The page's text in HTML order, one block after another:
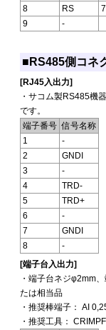
8
RS
9
-
■RS485側コネ
[RJ45入出力]
・サコム製RS485機
です。
端子番号 信号名称
1
-
2
GNDI
3
-
4
TRD-
5
TRD+
6
-
7
GNDI
8
-
[端子台入出力]
・端子台ネジφ2mm
たは相当品
・推奨棒端子： AI
・推奨工具：